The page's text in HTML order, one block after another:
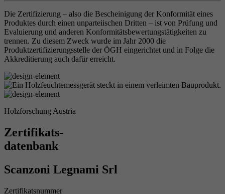
Die Zertifizierung – also die Bescheinigung der Konformität eines
Produktes durch einen unparteiischen Dritten – ist von Prüfung und
Evaluierung und anderen Konformitätsbewertungstätigkeiten zu
trennen. Zu diesem Zweck wurde im Jahr 2000 die
Produktzertifizierungsstelle der ÖGH eingerichtet und in Folge die
Akkreditierung auch dafür erreicht.
Holzforschung Austria
Zertifikats-
datenbank
Scanzoni Legnami Srl
Zertifikatsnummer